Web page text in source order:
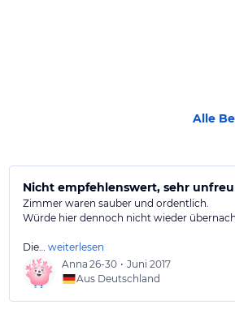
Alle
Nicht empfehlenswert, sehr
Zimmer waren sauber und ordentlich.
Würde hier dennoch nicht wieder
Die… weiterlesen
Anna 26-30 • Juni 2017
Aus Deutschland